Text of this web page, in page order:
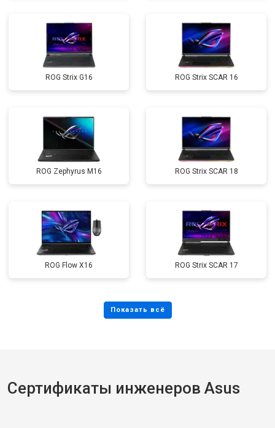
ROG Strix G16 ROG Strix SCAR 16
ROG Zephyrus M16 ROG Strix SCAR 18
ROG Flow X16 ROG Strix SCAR 17
Сертификаты инженеров Asus